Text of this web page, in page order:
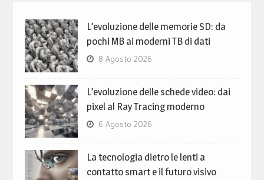
L’evoluzione delle memorie SD: da
pochi MB ai moderni TB di dati
8 Agosto 2026
L’evoluzione delle schede video: dai
pixel al Ray Tracing moderno
6 Agosto 2026
La tecnologia dietro le lenti a
contatto smart e il futuro visivo